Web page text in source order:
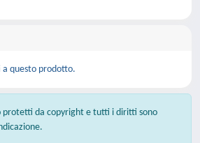
a questo prodotto.
protetti da copyright e tutti i diritti sono